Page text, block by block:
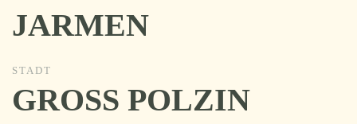
JARMEN
STADT
GROSS POLZIN